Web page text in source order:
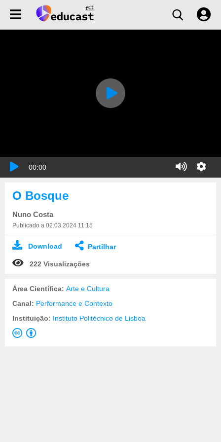
00:00
O Bosque
Nuno Costa
Publicado a 02.03.2024 11:15
Download Partilhar
222 Visualizações
Área Científica: Arte e Cultura
Canal: Performance e Contexto
Instituição: Instituto Politécnico de Lisboa